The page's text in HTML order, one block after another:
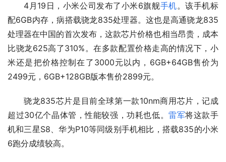
4月19日，小米公司发布了小米6旗舰手机。该手机标
配6GB内存，病搭载骁龙835处理器。这也是高通骁龙835
处理器在中国的首次发布，这款芯片价格也相当昂贵，成本
比骁龙625高了310%。在多款配置价格走高的情况下，小
米还是把价格控制在了3000元以内，6GB+64GB售价为
2499元，6GB+128GB版本售价2899元。
骁龙835芯片是目前全球第一款10nm商用芯片，记成
超过30亿个晶体管，性能较强，功耗也低。雷军将这款手
机和三星S8、华为P10等同级别手机相比，搭载835的小米
6跑分成绩较高。